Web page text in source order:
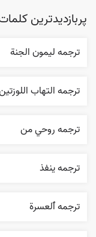
پربازدیدترین
ترجمه ليمون الجنة
ترجمه التهاب
ترجمه روحي من
ترجمه ينفذ
ترجمه ٱلعسرة